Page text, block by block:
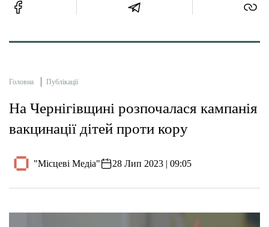
Головна Публікації
На Чернігівщині розпочалася кампанія
вакцинації дітей проти кору
"Місцеві Медіа" 28 Лип 2023 | 09:05